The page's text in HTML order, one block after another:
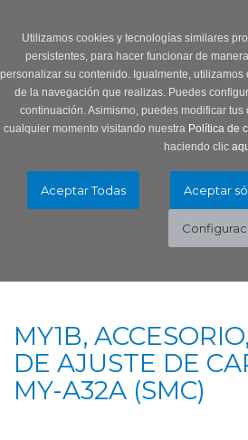
Utilizamos cookies y tecnologías similares
persistentes, para hacer funcionar de
personalizar su contenido. Igualmente,
de la navegación que realizas. Puedes
continuación. Asimismo, puedes modificar
cualquier momento visitando nuestra Política de
haciendo clic
MY1B,
DE AJUSTE DE
MY-A32A (SMC)